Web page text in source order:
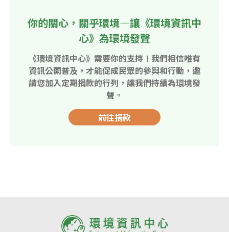
你的關心，關乎環境—讓《環境資訊中
心》為環境發聲
《環境資訊中心》需要你的支持！我們相信唯有
資訊公開普及，才能促成民眾的參與和行動，邀
請您加入定期捐款的行列，讓我們持續為環境發
聲。
前往捐款